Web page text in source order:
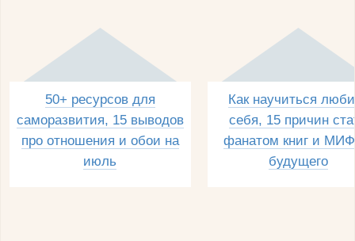
50+ ресурсов для
саморазвития, 15 выводов
про отношения и обои на
июль
Как научиться
себя, 15 причин
фанатом книг и
будущего